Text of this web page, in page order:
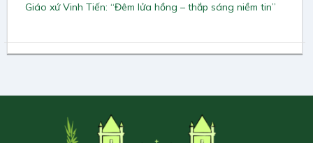
Giáo xứ Vinh Tiến: “Đêm lửa hồng – thắp sáng niềm tin”